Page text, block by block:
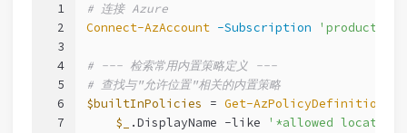
1
2
3
4
5
6
7
# 连接 Azure
Connect-AzAccount -Subscription
# --- 检索常用内置策略定义 ---
# 查找与"允许位置"相关的内置策略
$builtInPolicies = Get-AzPolicyDefinition
$_
.DisplayName -like
'*allowed